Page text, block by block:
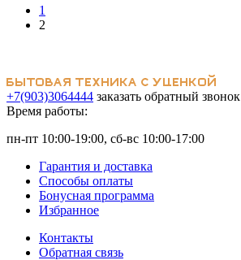
1
2
+7(903)3064444 заказать обратный звонок
Время работы:
пн-пт 10:00-19:00, сб-вс 10:00-17:00
Гарантия и доставка
Способы оплаты
Бонусная программа
Избранное
Контакты
Обратная связь